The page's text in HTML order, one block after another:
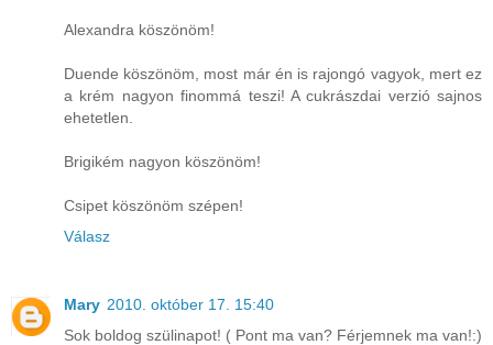
Alexandra köszönöm!
Duende köszönöm, most már én is rajongó vagyok, mert ez
a krém nagyon finommá teszi! A cukrászdai verzió sajnos
ehetetlen.
Brigikém nagyon köszönöm!
Csipet köszönöm szépen!
Válasz
Mary 2010. október 17. 15:40
Sok boldog szülinapot! ( Pont ma van? Férjemnek ma van!:)